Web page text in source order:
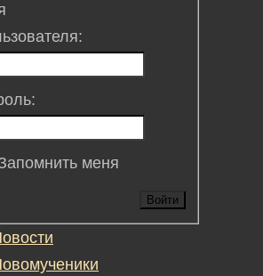
меня
Войти